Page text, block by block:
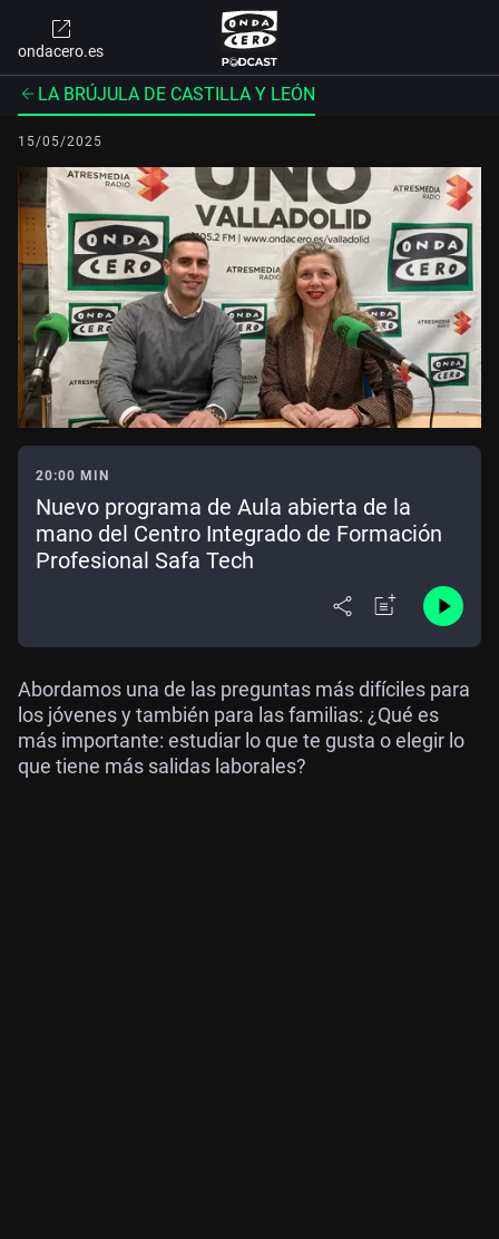
ondacero.es
LA BRÚJULA DE CASTILLA Y LEÓN
15/05/2025
20:00 MIN
Nuevo programa de Aula abierta de la
mano del Centro Integrado de Formación
Profesional Safa Tech
Abordamos una de las preguntas más difíciles para
los jóvenes y también para las familias: ¿Qué es
más importante: estudiar lo que te gusta o elegir lo
que tiene más salidas laborales?